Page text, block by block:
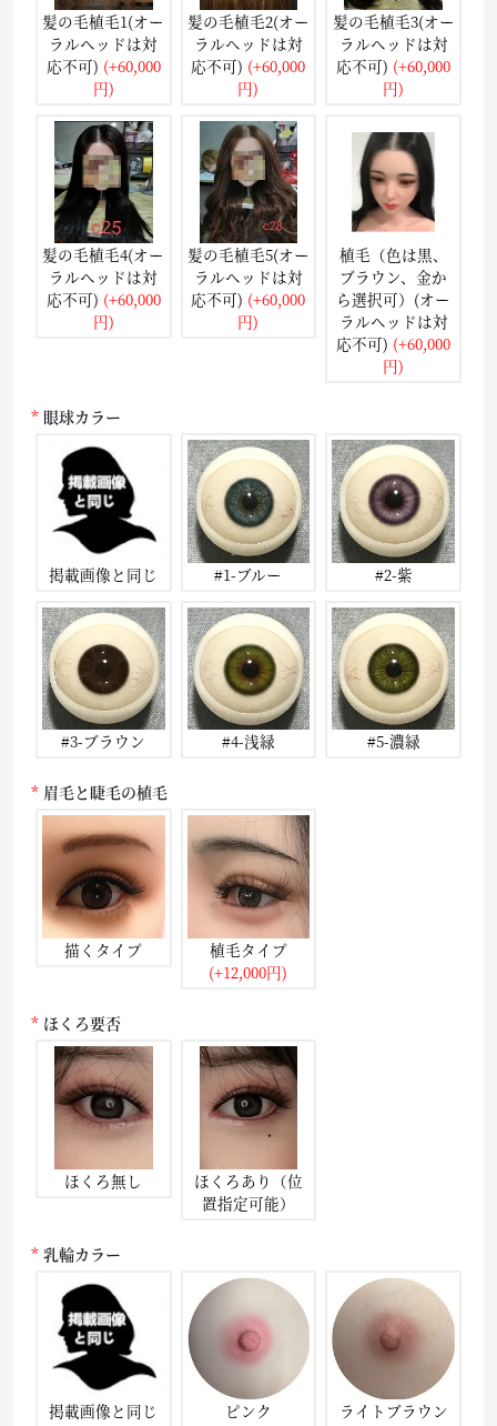
髪の毛植毛1(オー
ラルヘッドは対
応不可) (+60,000
円)
髪の毛植毛2(オー
ラルヘッドは対
応不可) (+60,000
円)
髪の毛植毛3(オー
ラルヘッドは対
応不可) (+60,000
円)
髪の毛植毛4(オー
ラルヘッドは対
応不可) (+60,000
円)
髪の毛植毛5(オー
ラルヘッドは対
応不可) (+60,000
円)
植毛（色は黒、
ブラウン、金か
ら選択可）(オー
ラルヘッドは対
応不可) (+60,000
円)
眼球カラー
掲載画像と同じ #1-ブルー #2-紫
#3-ブラウン #4-浅緑 #5-濃緑
眉毛と睫毛の植毛
描くタイプ
植毛タイプ
(+12,000円)
ほくろ要否
ほくろ無し
ほくろあり（位
置指定可能）
乳輪カラー
掲載画像と同じ ピンク ライトブラウン